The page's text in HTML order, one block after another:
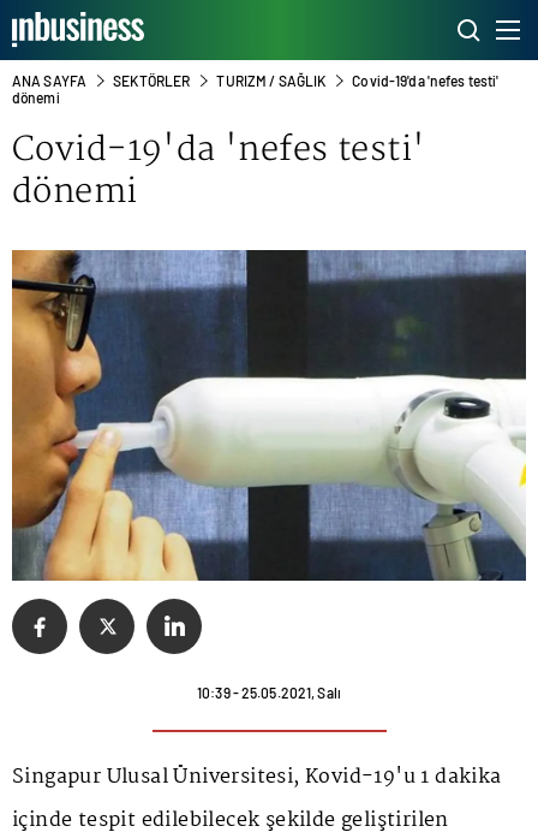
ANA SAYFA SEKTÖRLER TURIZM / SAĞLIK
Covid-19'da 'nefes testi'
dönemi
Covid-19'da 'nefes testi'
dönemi
10:39 - 25.05.2021, Salı
Singapur Ulusal Üniversitesi, Kovid-19'u 1 dakika
içinde tespit edilebilecek şekilde geliştirilen